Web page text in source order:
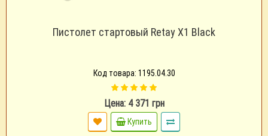
Пистолет стартовый Retay X1 Black
Код товара: 1195.04.30
Цена: 4 371 грн
Купить